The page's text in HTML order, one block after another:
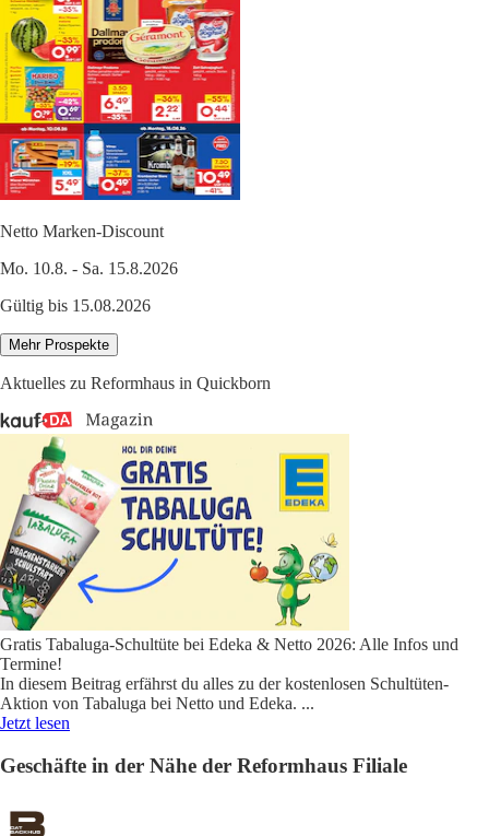
Netto Marken-Discount
Mo. 10.8. - Sa. 15.8.2026
Gültig bis 15.08.2026
Mehr Prospekte
Aktuelles zu Reformhaus in Quickborn
Gratis Tabaluga-Schultüte bei Edeka & Netto 2026: Alle Infos und
Termine!
In diesem Beitrag erfährst du alles zu der kostenlosen Schultüten-
Aktion von Tabaluga bei Netto und Edeka. ...
Jetzt lesen
Geschäfte in der Nähe der Reformhaus Filiale